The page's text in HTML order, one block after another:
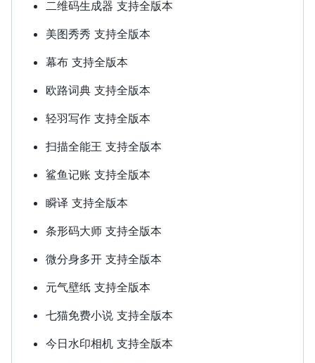
二维码生成器 支持全版本
美图秀秀 支持全版本
幕布 支持全版本
欧路词典 支持全版本
轻羽写作 支持全版本
扫描全能王 支持全版本
鲨鱼记账 支持全版本
瞬译 支持全版本
条形码大师 支持全版本
微分身多开 支持全版本
元气壁纸 支持全版本
七猫免费小说 支持全版本
今日水印相机 支持全版本